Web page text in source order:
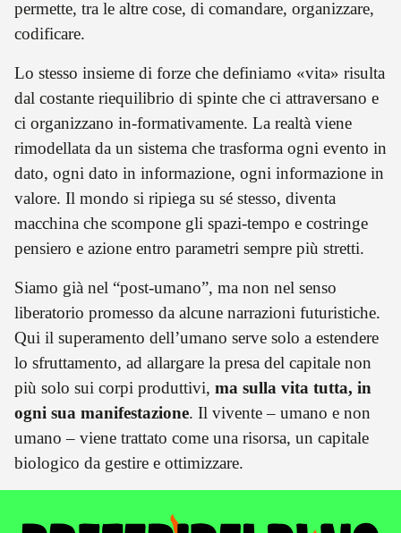
permette, tra le altre cose, di comandare, organizzare,
codificare.
Lo stesso insieme di forze che definiamo «vita» risulta
dal costante riequilibrio di spinte che ci attraversano e
ci organizzano in-formativamente. La realtà viene
rimodellata da un sistema che trasforma ogni evento in
dato, ogni dato in informazione, ogni informazione in
valore. Il mondo si ripiega su sé stesso, diventa
macchina che scompone gli spazi-tempo e costringe
pensiero e azione entro parametri sempre più stretti.
Siamo già nel “post-umano”, ma non nel senso
liberatorio promesso da alcune narrazioni futuristiche.
Qui il superamento dell’umano serve solo a estendere
lo sfruttamento, ad allargare la presa del capitale non
più solo sui corpi produttivi, ma sulla vita tutta, in
ogni sua manifestazione. Il vivente – umano e non
umano – viene trattato come una risorsa, un capitale
biologico da gestire e ottimizzare.